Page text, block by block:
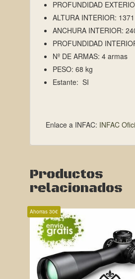
PROFUNDIDAD
ALTURA INTERIOR:
ANCHURA INTERIOR:
PROFUNDIDAD
Nº DE ARMAS: 4 armas
PESO: 68 kg
Estante: SI
Enlace a INFAC: INFAC
Productos
relacionados
Ahorras 30€